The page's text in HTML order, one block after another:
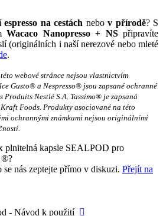
na cestách nebo v přírodě? S
Wacaco Nanopresso + NSpřipravíte
(originálních i naší nerezové nebo mleté
.
webové stránce nejsou vlastnictvím
Gusto® a Nespresso® jsou zapsané ochranné
Produits Nestlé S.A. Tassimo® je zapsaná
Foods. Produkty asociované na této
ochrannými známkami nejsou originálními
plnitelná kapsle SEALPOD pro
®?
nás zeptejte přímo v diskuzi. Přejít na
- Návod k použití